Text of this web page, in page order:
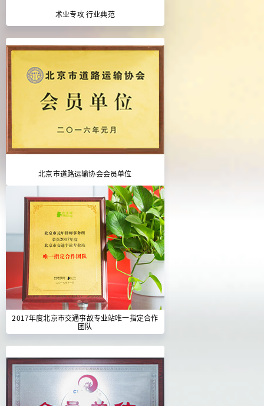
术业专攻 行业典范
北京市道路运输协会会员单位
2017年度北京市交通事故专业站唯一指定合作
团队